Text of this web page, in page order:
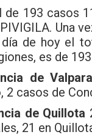
de 193 casos
Una
de hoy el
es de
de
2 casos de
de Quillota
21 en